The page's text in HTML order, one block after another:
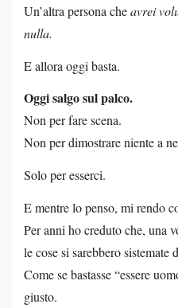
Un’altra persona cheavrei
nulla.
E allora oggi basta.
Oggi salgo sul palco.
Non per fare scena.
Non per dimostrare niente a
Solo per esserci.
E mentre lo penso, mi rendo
Per anni ho creduto che, una
le cose si sarebbero sistemate
Come se bastasse “essere
giusto.